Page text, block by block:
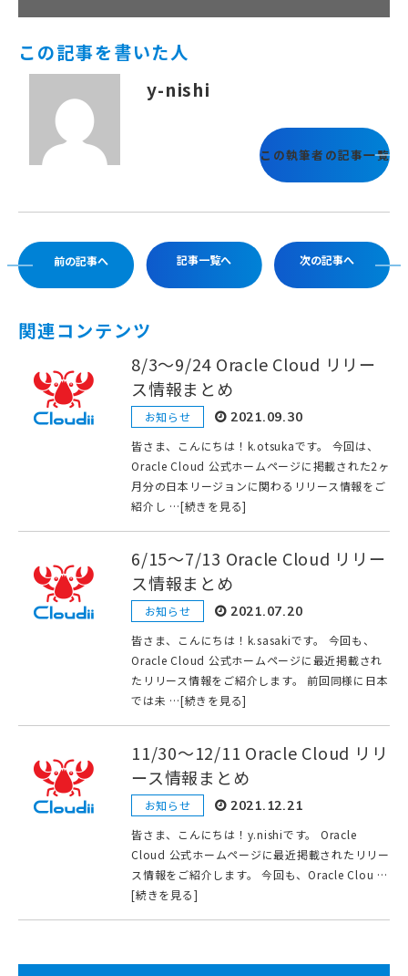
この記事を書いた人
y-nishi
この執筆者の記事一覧
前の記事へ 記事一覧へ 次の記事へ
関連コンテンツ
8/3〜9/24 Oracle Cloud リリー
ス情報まとめ
お知らせ 2021.09.30
皆さま、こんにちは！k.otsukaです。 今回は、
Oracle Cloud 公式ホームページに掲載された2ヶ
月分の日本リージョンに関わるリリース情報をご
紹介し …[続きを見る]
6/15〜7/13 Oracle Cloud リリー
ス情報まとめ
お知らせ 2021.07.20
皆さま、こんにちは！k.sasakiです。 今回も、
Oracle Cloud 公式ホームページに最近掲載され
たリリース情報をご紹介します。 前回同様に日本
では未 …[続きを見る]
11/30〜12/11 Oracle Cloud リリ
ース情報まとめ
お知らせ 2021.12.21
皆さま、こんにちは！y.nishiです。 Oracle
Cloud 公式ホームページに最近掲載されたリリー
ス情報をご紹介します。 今回も、Oracle Clou …
[続きを見る]